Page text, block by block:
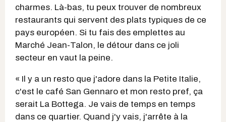
charmes. Là-bas, tu peux trouver de nombreux
restaurants qui servent des plats typiques de ce
pays européen. Si tu fais des emplettes au
Marché Jean-Talon, le détour dans ce joli
secteur en vaut la peine.
« Il y a un resto que j'adore dans la Petite Italie,
c'est le café San Gennaro et mon resto pref, ça
serait La Bottega. Je vais de temps en temps
dans ce quartier. Quand j'y vais, j'arrête à la